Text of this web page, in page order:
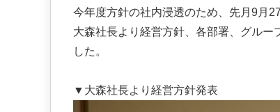
今年度方針の社内浸透のため、先月9月
大森社長より経営方針、各部署、グルー
した。
▼大森社長より経営方針発表